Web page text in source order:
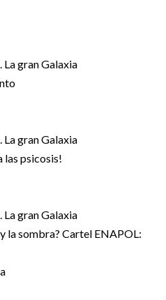
las psicosis!
la sombra? Cartel ENAPOL: